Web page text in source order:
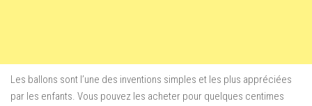
Les ballons sont l’une des inventions simples et les plus appréciées
par les enfants. Vous pouvez les acheter pour quelques centimes